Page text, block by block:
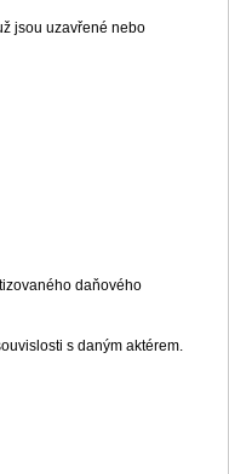
jsou uzavřené nebo
daňového
s daným aktérem.